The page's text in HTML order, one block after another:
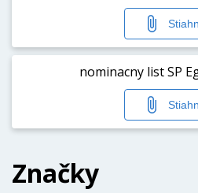
nominacny list SP
Značky